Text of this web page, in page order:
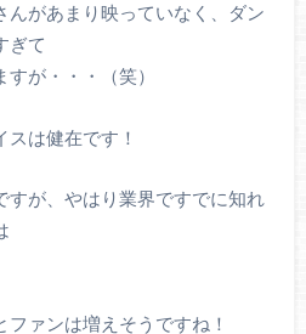
んがあまり映っていなく、ダン
ぎて
が・・・（笑）
スは健在です！
すが、やはり業界ですでに知れ
ァンは増えそうですね！